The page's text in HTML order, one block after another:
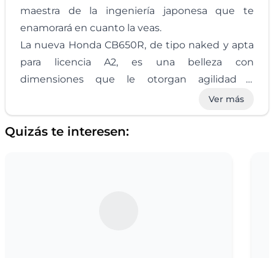
maestra de la ingeniería japonesa que te
enamorará en cuanto la veas.
La nueva Honda CB650R, de tipo naked y apta
para licencia A2, es una belleza con
dimensiones que le otorgan agilidad y
potencia. Mide 2130mm de largo, 780mm de
ancho y su altura es de 1075mm, acorde a
cualquier tipo de conductor. Su peso de 202kg
Ver más
Quizás te interesen: